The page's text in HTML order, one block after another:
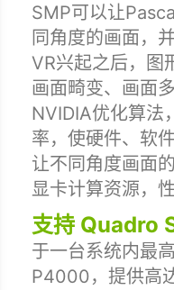
SMP可以让
同角度的画面，
VR兴起之后，图
画面畸变、画面
NVIDIA优化算法
率，使硬件、软
让不同角度画面
显卡计算资源，
支持 Quadro
于一台系统内最
P4000，提供高